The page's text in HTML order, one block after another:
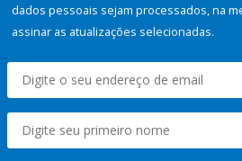
dados pessoais sejam processados, na
assinar as atualizações selecionadas.